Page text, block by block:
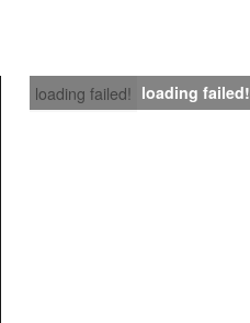
loading failed! loading failed!